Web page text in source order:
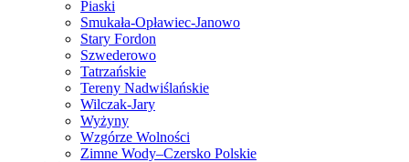
Piaski
Smukała-Opławiec-Janowo
Stary Fordon
Szwederowo
Tatrzańskie
Tereny Nadwiślańskie
Wilczak-Jary
Wyżyny
Wzgórze Wolności
Zimne Wody–Czersko Polskie